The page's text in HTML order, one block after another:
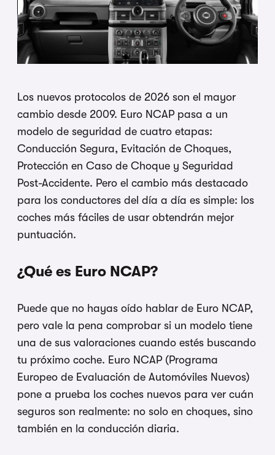
Los nuevos protocolos de 2026 son el mayor
cambio desde 2009. Euro NCAP pasa a un
modelo de seguridad de cuatro etapas:
Conducción Segura, Evitación de Choques,
Protección en Caso de Choque y Seguridad
Post-Accidente. Pero el cambio más destacado
para los conductores del día a día es simple: los
coches más fáciles de usar obtendrán mejor
puntuación.
¿Qué es Euro NCAP?
Puede que no hayas oído hablar de Euro NCAP,
pero vale la pena comprobar si un modelo tiene
una de sus valoraciones cuando estés buscando
tu próximo coche. Euro NCAP (Programa
Europeo de Evaluación de Automóviles Nuevos)
pone a prueba los coches nuevos para ver cuán
seguros son realmente: no solo en choques, sino
también en la conducción diaria.